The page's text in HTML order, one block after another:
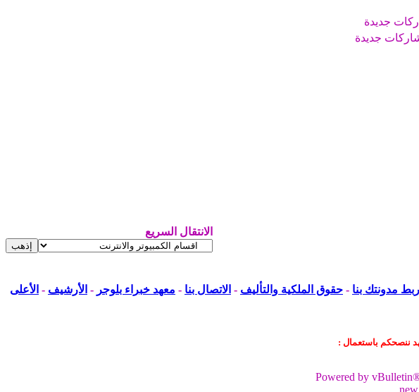
جديدة
جديدة
الانتقال السريع
اربط مدونتك بنا - حقوق الملكية والتأليف - الاتصال بنا - معهد خبراء بلوجر - الأرشيف - الأعلى
ننصحكم باستعمال :
Powered by